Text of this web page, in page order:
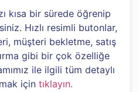
kısa bir sürede öğrenip
Hızlı resimli butonlar,
müşteri bekletme, satış
gibi bir çok özelliğe
ile ilgili tüm detaylı
için tıklayın.